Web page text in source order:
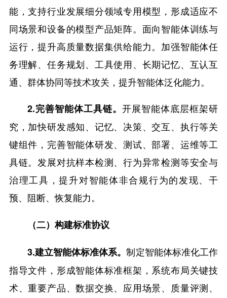
能，支持行业发展细分领域专用模型，形成适应不
同场景和设备的模型产品矩阵。面向智能体训练与
运行，提升高质量数据集供给能力。加强智能体任
务理解、任务规划、工具使用、长期记忆、互认互
通、群体协同等技术攻关，提升智能体泛化能力。
2.完善智能体工具链。 开展智能体底层框架研
究，加快研发感知、记忆、决策、交互、执行等关
键组件，完善智能体研发、测试、部署、运维等工
具链。发展对抗样本检测、行为异常检测等安全与
治理工具，提升对智能体非合规行为的发现、干
预、阻断、恢复能力。
（二）构建标准协议
3.建立智能体标准体系。制定智能体标准化工作
指导文件，形成智能体标准框架，系统布局关键技
术、重要产品、数据交换、应用场景、质量评测、